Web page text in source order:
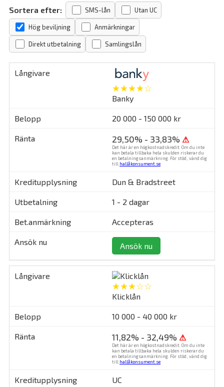
Sortera efter: SMS-lån Utan UC
Hög beviljning Anmärkningar
Direkt utbetalning Samlingslån
★★★★☆
Banky
20 000 - 150 000 kr
29,50% - 33,83% ⚠
Det här är en högkostnadskredit. Om du inte
kan betala tillbaka hela skulden riskerar du
en betalningsanmärkning. För stöd, vänd dig
till hallåkonsument.se.
Dun & Bradstreet
1 - 2 dagar
Accepteras
Ansök nu
★★★☆☆
Klicklån
10 000 - 40 000 kr
11,82% - 32,49% ⚠
Det här är en högkostnadskredit. Om du inte
kan betala tillbaka hela skulden riskerar du
en betalningsanmärkning. För stöd, vänd dig
till hallåkonsument.se.
UC